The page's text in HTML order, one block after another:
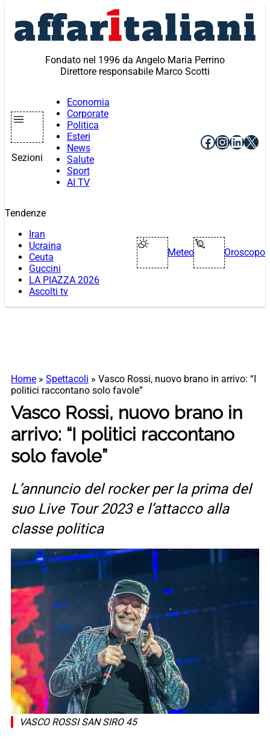
contenuto
Fondato nel 1996 da Angelo Maria Perrino
Direttore responsabile Marco Scotti
Sezioni
Economia
Corporate
Politica
Esteri
News
Salute
Sport
AI TV
Facebook
X
Tendenze
Iran
Ucraina
Ceuta
Guccini
LA PIAZZA 2026
Ascolti tv
Meteo Oroscopo
Home » Spettacoli » Vasco Rossi, nuovo brano in arrivo: “I
politici raccontano solo favole”
Vasco Rossi, nuovo brano in
arrivo: “I politici raccontano
solo favole”
L’annuncio del rocker per la prima del
suo Live Tour 2023 e l’attacco alla
classe politica
VASCO ROSSI SAN SIRO 45